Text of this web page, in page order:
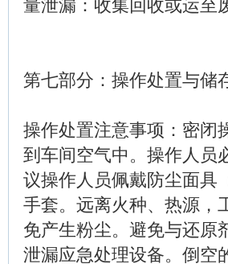
量泄漏：收集回收或运至
第七部分：操作处置与储
操作处置注意事项：密闭
到车间空气中。操作人员
议操作人员佩戴防尘面具
手套。远离火种、热源，
免产生粉尘。避免与还原
泄漏应急处理设备。倒空